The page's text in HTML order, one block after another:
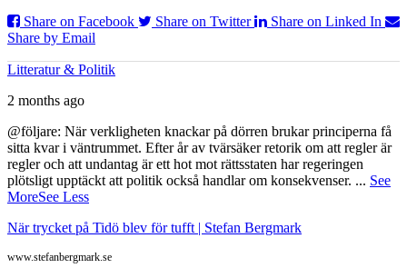
Share on Facebook
Share on Twitter
Share on Linked In
Share by Email
Litteratur & Politik
2 months ago
@följare: När verkligheten knackar på dörren brukar principerna få
sitta kvar i väntrummet. Efter år av tvärsäker retorik om att regler är
regler och att undantag är ett hot mot rättsstaten har regeringen
plötsligt upptäckt att politik också handlar om konsekvenser. ... See
MoreSee Less
När trycket på Tidö blev för tufft | Stefan Bergmark
www.stefanbergmark.se